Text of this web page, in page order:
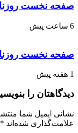
صفحه نخست روزنامه‌ها
6 ساعت پیش
صفحه نخست روزنامه‌ها
1 هفته پیش
دیدگاهتان را
نشانی ایمیل شما
علامت‌گذاری شده‌اند *